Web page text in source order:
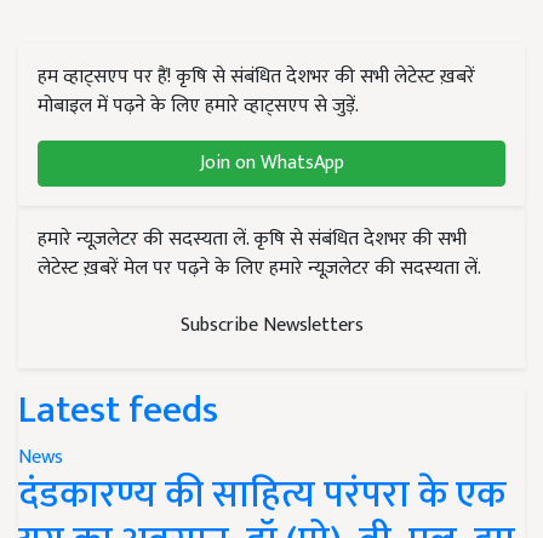
हम व्हाट्सएप पर हैं! कृषि से संबंधित देशभर की सभी लेटेस्ट ख़बरें
मोबाइल में पढ़ने के लिए हमारे व्हाट्सएप से जुड़ें.
Join on WhatsApp
हमारे न्यूज़लेटर की सदस्यता लें. कृषि से संबंधित देशभर की सभी
लेटेस्ट ख़बरें मेल पर पढ़ने के लिए हमारे न्यूज़लेटर की सदस्यता लें.
Subscribe Newsletters
Latest feeds
News
दंडकारण्य की साहित्य परंपरा के एक